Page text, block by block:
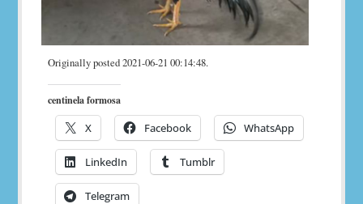
Originally posted 2021-06-21 00:14:48.
centinela formosa
X Facebook WhatsApp
LinkedIn Tumblr
Telegram